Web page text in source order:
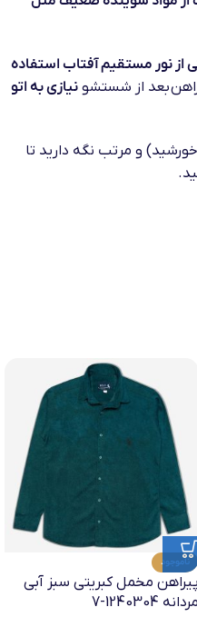
نور مستقیم آفتاب استفاده
بعد از شستشو نیازی به اتو
خورشید) و مرتب نگه دارید تا
.
ناموجود
پیراهن مخمل کبریتی سبز آبی
مردانه 1240304-7